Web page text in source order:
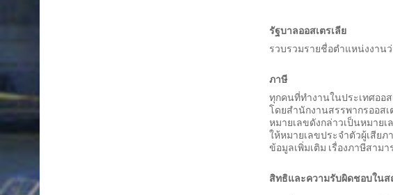
รัฐบาลออสเตรเลีย
รวบรวมรายชื่อตำแหน่งงาน
ภาษี
ทุกคนที่ทำงานในประเทศออ
โดยสำนักงานสรรพากรออสเ
หมายเลขดังกล่าวเป็นหมาย
ให้หมายเลขประจำตัวผู้เสีย
ข้อมูลเพิ่มเติม เรื่องภาษีสาม
สิทธิและความรับผิดชอบใน